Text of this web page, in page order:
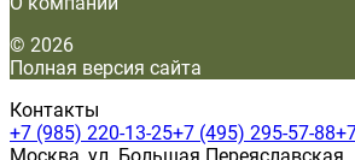
© 2026
Полная версия сайта
Контакты
+7 (985) 220-13-25+7 (495) 295-57-88